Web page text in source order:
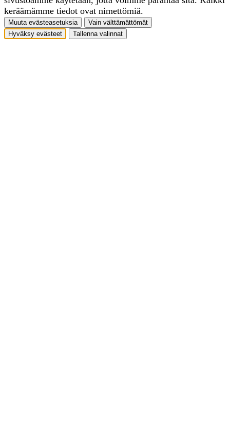
keräämämme tiedot ovat nimettömiä.
Muuta evästeasetuksia
Vain välttämättömät
Hyväksy evästeet
Tallenna valinnat